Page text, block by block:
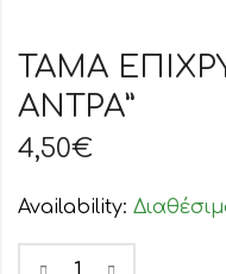
ΤΑΜΑ
ΑΝΤΡΑ”
4,50€
Availability: